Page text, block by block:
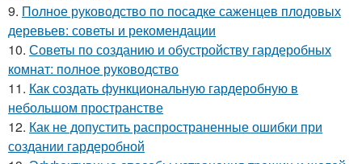
9. Полное руководство по посадке саженцев плодовых
деревьев: советы и рекомендации
10. Советы по созданию и обустройству гардеробных
комнат: полное руководство
11. Как создать функциональную гардеробную в
небольшом пространстве
12. Как не допустить распространенные ошибки при
создании гардеробной